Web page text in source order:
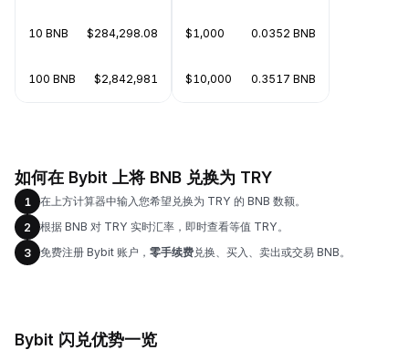
10 BNB $284,298.08
100 BNB $2,842,981
$1,000 0.0352 BNB
$10,000 0.3517 BNB
如何在 Bybit 上将 BNB 兑换为 TRY
1
在上方计算器中输入您希望兑换为 TRY 的 BNB 数额。
2
根据 BNB 对 TRY 实时汇率，即时查看等值 TRY。
3
免费注册 Bybit 账户， 零手续费 兑换、买入、卖出或交易 BNB。
Bybit 闪兑优势一览